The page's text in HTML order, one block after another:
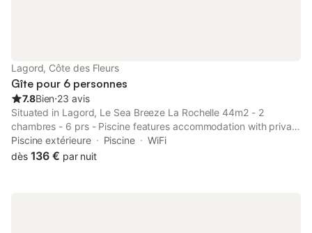
Lagord, Côte des Fleurs
Gîte pour 6 personnes
7.8Bien⋅23 avis
Situated in Lagord, Le Sea Breeze La Rochelle 44m2 - 2
chambres - 6 prs - Piscine features accommodation with private
pool, free WiFi and free private parking for guests who drive.
The air-conditioned accommodation is 6.
Piscine extérieure Piscine
WiFi
dès 136 € par nuit